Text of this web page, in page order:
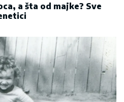
a šta od majke? Sve